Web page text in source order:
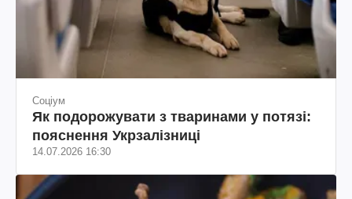
Соціум
Як подорожувати з тваринами у потязі:
пояснення Укрзалізниці
14.07.2026 16:30